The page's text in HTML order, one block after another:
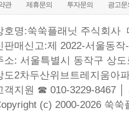
관 제휴문의 투자문의 광고문
호명:쑥쑥플래닛 주식회사
판매신고:제 2022-서울동작
소: 서울특별시 동작구 상
도2차두산위브트레지움아
객지원 ☎ 010-3229-8467 │
(c) 2000-2026 쑥